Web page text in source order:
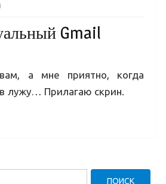
Gmail
а мне приятно, когда
в лужу… Прилагаю скрин.